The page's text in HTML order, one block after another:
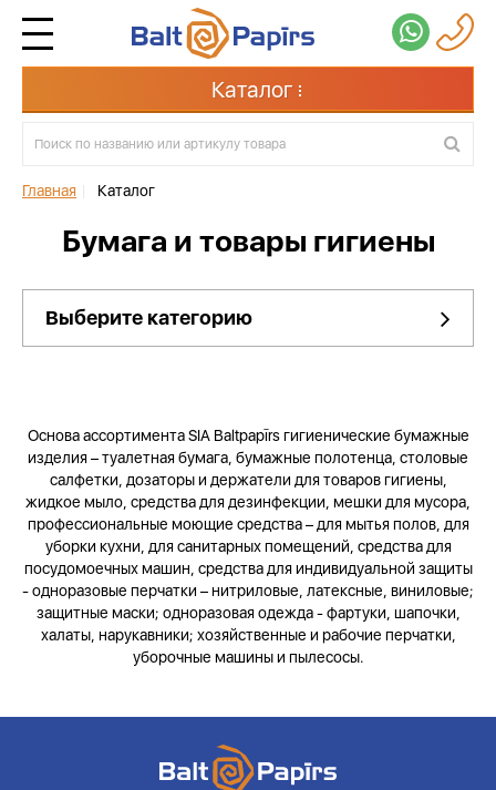
Каталог
Главная Каталог
Бумага и товары гигиены
Выберите категорию
Основа ассортимента SIA Baltpapīrs гигиенические бумажные
изделия – туалетная бумага, бумажные полотенца, столовые
салфетки, дозаторы и держатели для товаров гигиены,
жидкое мыло, средства для дезинфекции, мешки для мусора,
профессиональные моющие средства – для мытья полов, для
уборки кухни, для санитарных помещений, средства для
посудомоечных машин, средства для индивидуальной защиты
- одноразовые перчатки – нитриловые, латексные, виниловые;
защитные маски; одноразовая одежда - фартуки, шапочки,
халаты, нарукавники; хозяйственные и рабочие перчатки,
уборочные машины и пылесосы.